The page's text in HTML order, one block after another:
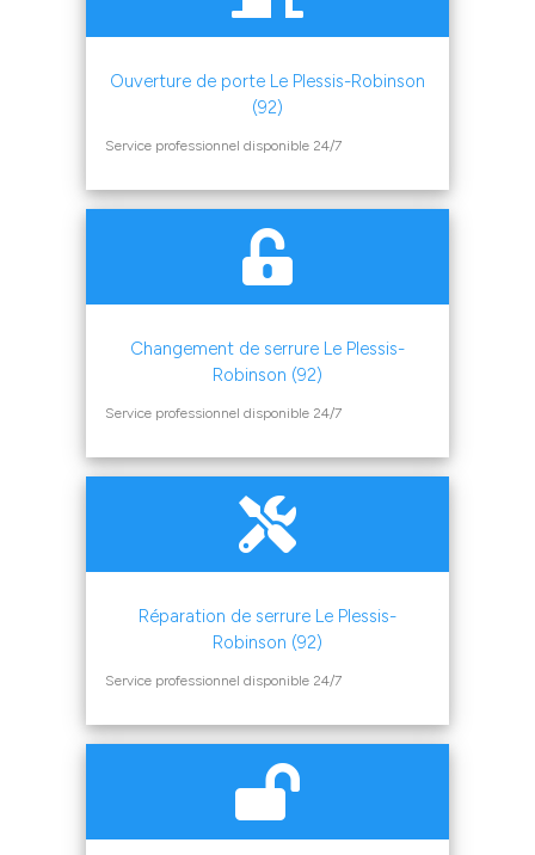
Ouverture de porte Le Plessis-Robinson
(92)
Service professionnel disponible 24/7
Changement de serrure Le Plessis-
Robinson (92)
Service professionnel disponible 24/7
Réparation de serrure Le Plessis-
Robinson (92)
Service professionnel disponible 24/7